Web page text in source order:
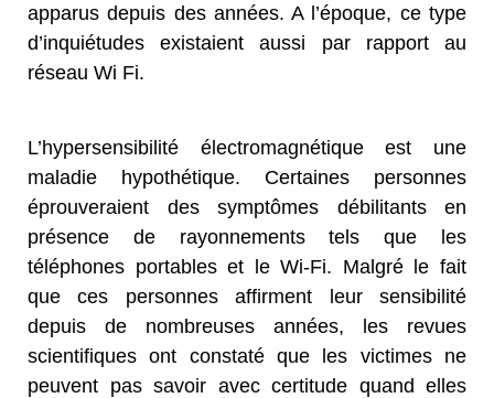
apparus depuis des années. A l’époque, ce type
d’inquiétudes existaient aussi par rapport au
réseau Wi Fi.
L’hypersensibilité électromagnétique est une
maladie hypothétique. Certaines personnes
éprouveraient des symptômes débilitants en
présence de rayonnements tels que les
téléphones portables et le Wi-Fi. Malgré le fait
que ces personnes affirment leur sensibilité
depuis de nombreuses années, les revues
scientifiques ont constaté que les victimes ne
peuvent pas savoir avec certitude quand elles